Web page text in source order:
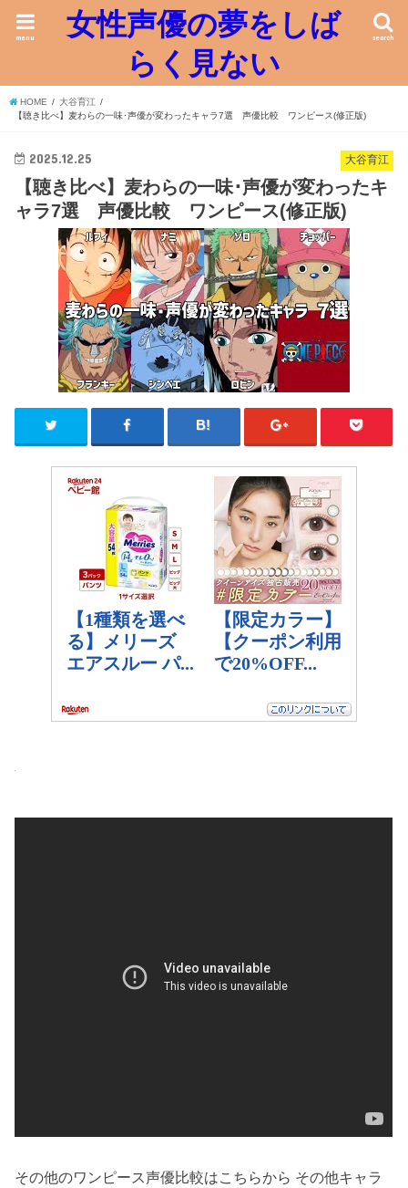
女性声優の夢をしば
らく見ない
search
menu
HOME
大谷育江
【聴き比べ】麦わらの一味･声優が変わったキャラ7選 声優比較 ワンピース(修正版)
大谷育江
2025.12.25
【聴き比べ】麦わらの一味･声優が変わったキ
ャラ7選 声優比較 ワンピース(修正版)
その他のワンピース声優比較はこちらから その他キャラ